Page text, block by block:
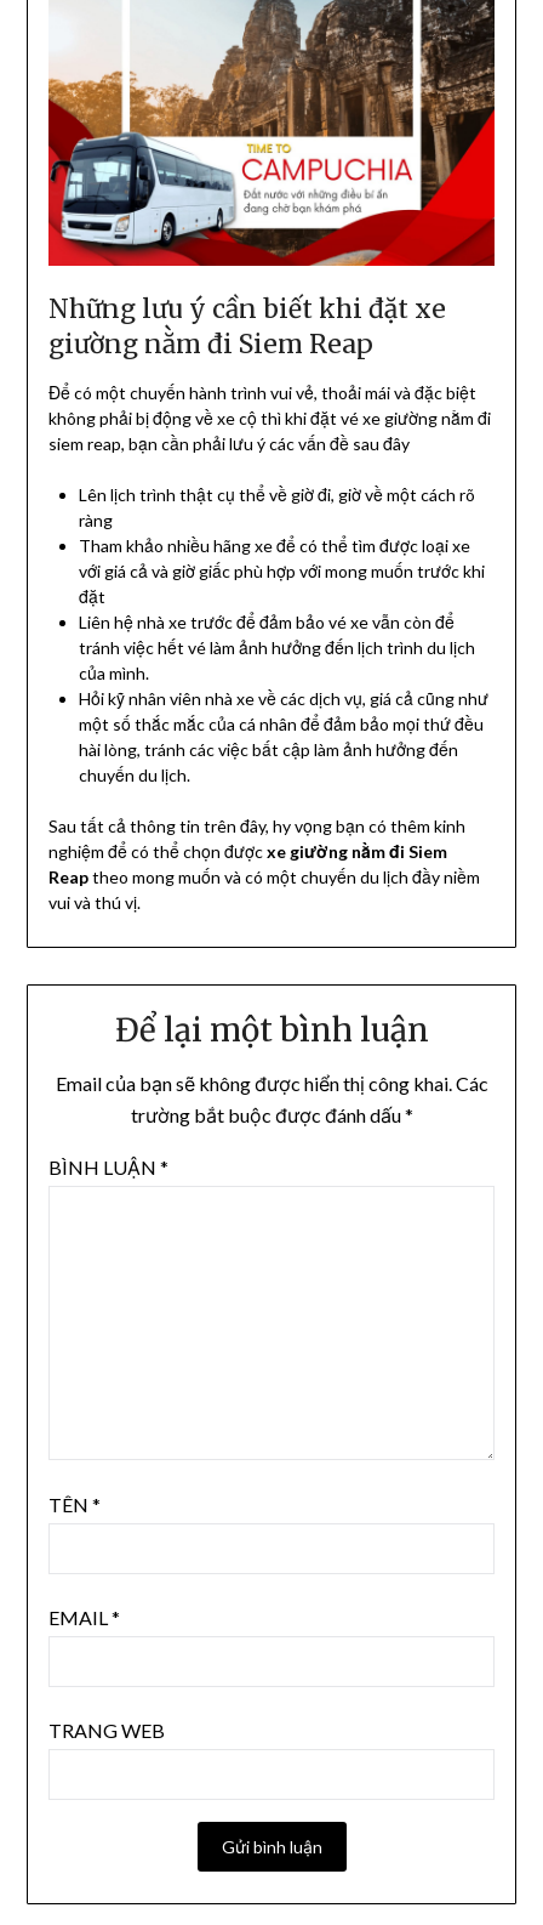
Những lưu ý cần biết khi đặt xe
giường nằm đi Siem Reap
Để có một chuyến hành trình vui vẻ, thoải mái và đặc biệt
không phải bị động về xe cộ thì khi đặt vé xe giường nằm đi
siem reap, bạn cần phải lưu ý các vấn đề sau đây
Lên lịch trình thật cụ thể về giờ đi, giờ về một cách rõ
ràng
Tham khảo nhiều hãng xe để có thể tìm được loại xe
với giá cả và giờ giấc phù hợp với mong muốn trước khi
đặt
Liên hệ nhà xe trước để đảm bảo vé xe vẫn còn để
tránh việc hết vé làm ảnh hưởng đến lịch trình du lịch
của mình.
Hỏi kỹ nhân viên nhà xe về các dịch vụ, giá cả cũng như
một số thắc mắc của cá nhân để đảm bảo mọi thứ đều
hài lòng, tránh các việc bất cập làm ảnh hưởng đến
chuyến du lịch.
Sau tất cả thông tin trên đây, hy vọng bạn có thêm kinh
nghiệm để có thể chọn đượcxe giường nằm đi Siem
Reaptheo mong muốn và có một chuyến du lịch đầy niềm
vui và thú vị.
Để lại một bình luận
Email của bạn sẽ không được hiển thị công khai.Các
trường bắt buộc được đánh dấu*
BÌNH LUẬN *
TÊN *
EMAIL*
TRANG WEB